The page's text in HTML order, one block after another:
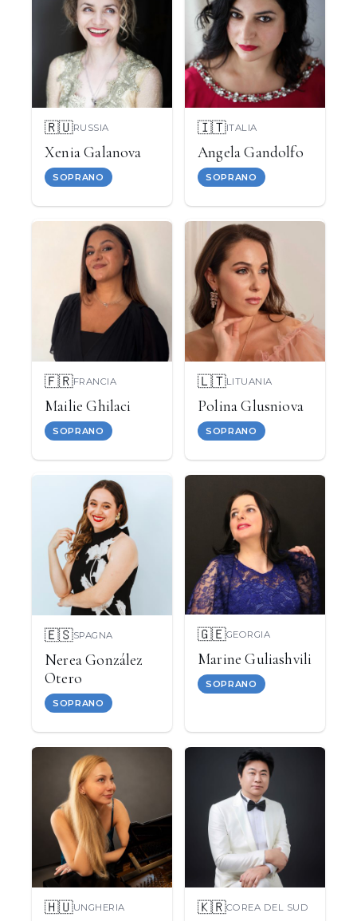
🇷🇺RUSSIA
Xenia Galanova
SOPRANO
🇮🇹ITALIA
Angela Gandolfo
SOPRANO
🇫🇷FRANCIA
Mailie Ghilaci
SOPRANO
🇱🇹LITUANIA
Polina Glusniova
SOPRANO
🇪🇸SPAGNA
Nerea González
Otero
SOPRANO
🇬🇪GEORGIA
Marine Guliashvili
SOPRANO
🇭🇺UNGHERIA 🇰🇷COREA DEL SUD